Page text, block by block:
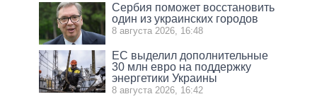
Сербия поможет восстановить
один из украинских городов
8 августа 2026, 16:48
ЕС выделил дополнительные
30 млн евро на поддержку
энергетики Украины
8 августа 2026, 16:42